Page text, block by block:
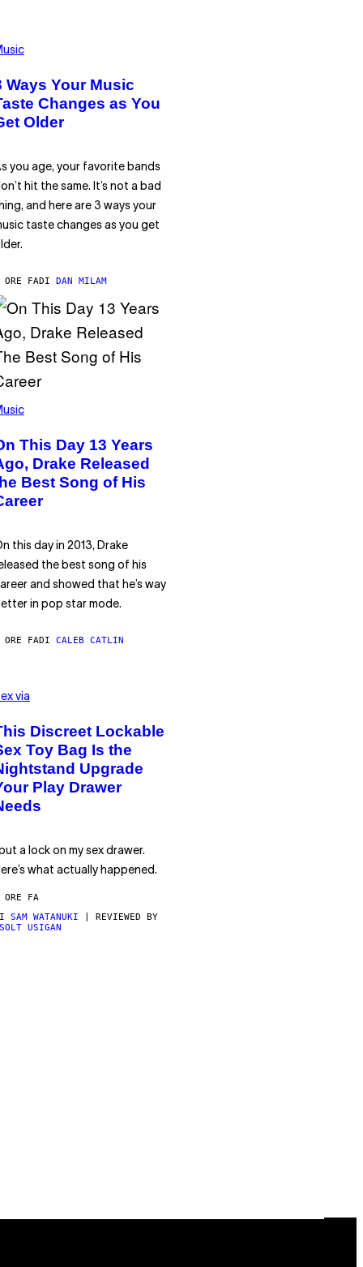
Ways Your Music
Changes as You
Older
you age, your favorite bands
hit the same. It’s not a bad
and here are 3 ways your
taste changes as you get
ORE FADI DAN MILAM
This Day 13 Years
Drake Released
Best Song of His
this day in 2013, Drake
the best song of his
and showed that he’s way
in pop star mode.
ORE FADI CALEB CATLIN
via
Discreet Lockable
Toy Bag Is the
Upgrade
Play Drawer
put a lock on my sex drawer.
what actually happened.
ORE FA
SAM WATANUKI | REVIEWED BY
USIGAN